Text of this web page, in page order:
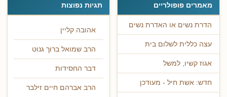
מאמרים פופולריים
הדרת נשים או האדרת נשים
עצה כללית לשלום בית
אגוז קשיו, למשל
חדש: אשת חיל - מעודכן
תגיות נפוצות
אהובה קליין
הרב שמואל ברוך גנוט
דבר החסידות
הרב אברהם חיים זילבר